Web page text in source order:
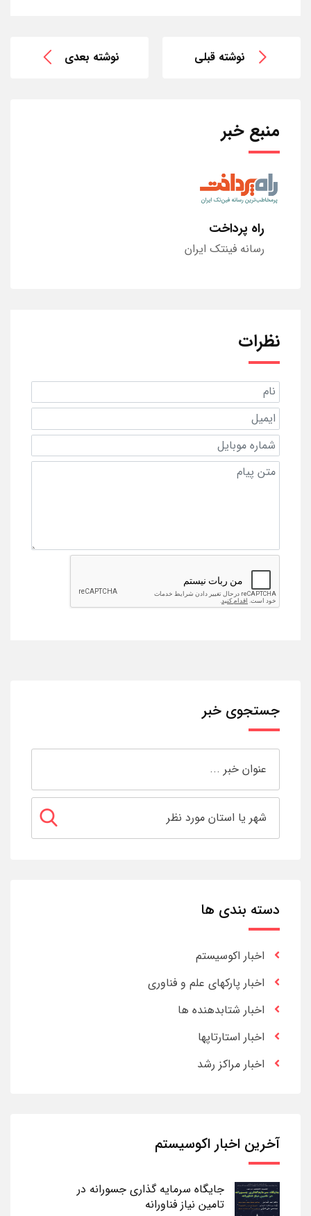
نوشته قبلی نوشته بعدی
منبع خبر
راه پرداخت
رسانه فینتک ایران
نظرات
جستجوی خبر
دسته بندی ها
اخبار اکوسیستم
اخبار پارکهای علم و فناوری
اخبار شتابدهنده ها
اخبار استارتاپها
اخبار مراکز رشد
آخرین اخبار اکوسیستم
جایگاه سرمایه گذاری جسورانه در
تامین نیاز فناورانه